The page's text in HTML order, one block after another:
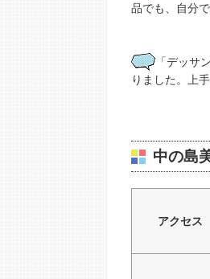
品でも、自分
「デッサ
りました。上
中の島
アクセス